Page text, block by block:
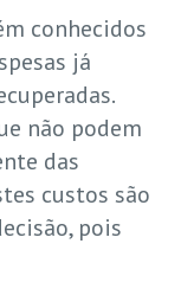
conhecidos
já
não podem
das
custos são
pois